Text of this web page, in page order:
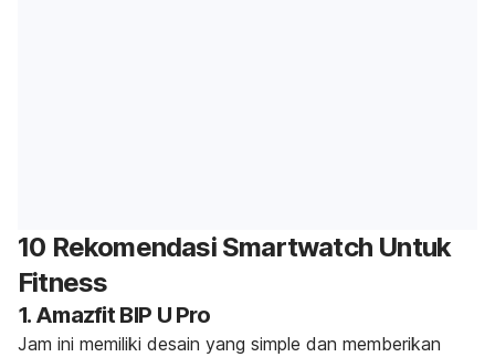
10 Rekomendasi Smartwatch Untuk
Fitness
1. Amazfit BIP U Pro
Jam ini memiliki desain yang simple dan memberikan